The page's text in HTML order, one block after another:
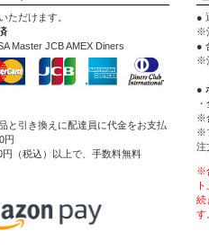
ただけます。
Master JCB AMEX Diners
と引き換えに配達員に代金をお支払
円
（税込）以上で、手数料無料
●
※
●
※
●
※
※
注
※
続
す